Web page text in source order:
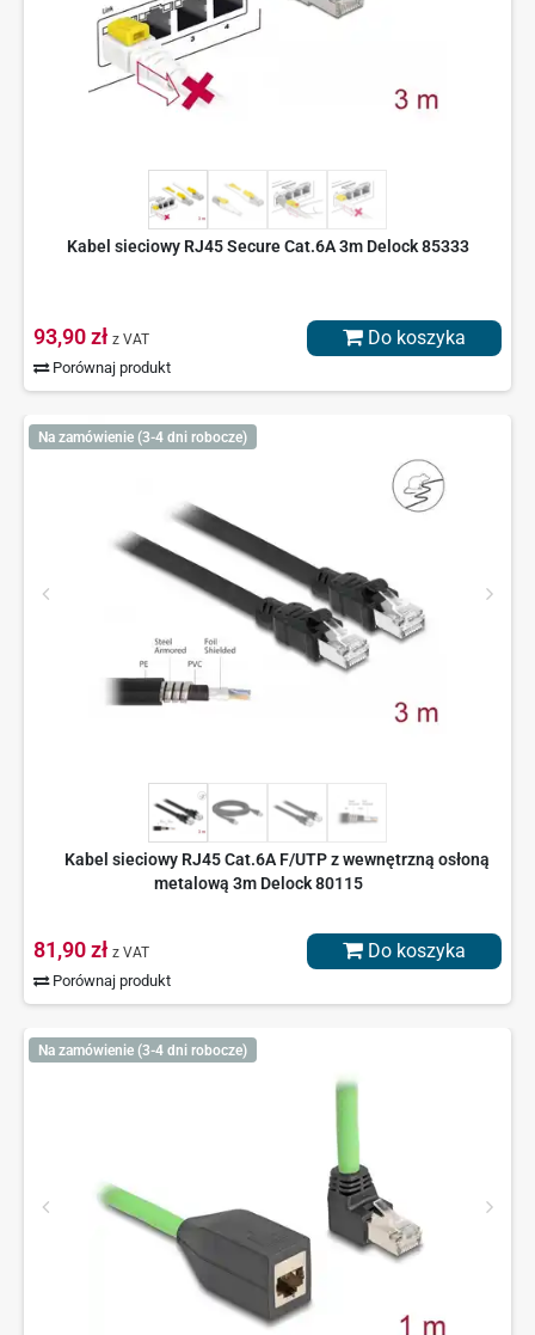
Kabel sieciowy RJ45 Secure Cat.6A 3m Delock 85333
93,90 zł z VAT
Porównaj produkt
Do koszyka
Na zamówienie (3-4 dni robocze)
Kabel sieciowy RJ45 Cat.6A F/UTP z wewnętrzną osłoną
metalową 3m Delock 80115
81,90 zł z VAT
Porównaj produkt
Do koszyka
Na zamówienie (3-4 dni robocze)